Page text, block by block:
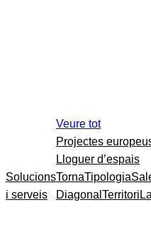
Solucions
i serveis
Veure tot
Projectes
Lloguer d’espais
TornaTipologia
Diagonal Territori